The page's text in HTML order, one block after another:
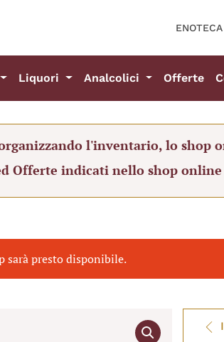
ENOTECA
Liquori Analcolici Offerte
l'inventario, lo shop
Offerte indicati nello shop
sarà presto disponibile.